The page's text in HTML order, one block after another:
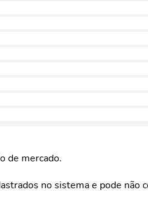
de mercado.
no sistema e pode